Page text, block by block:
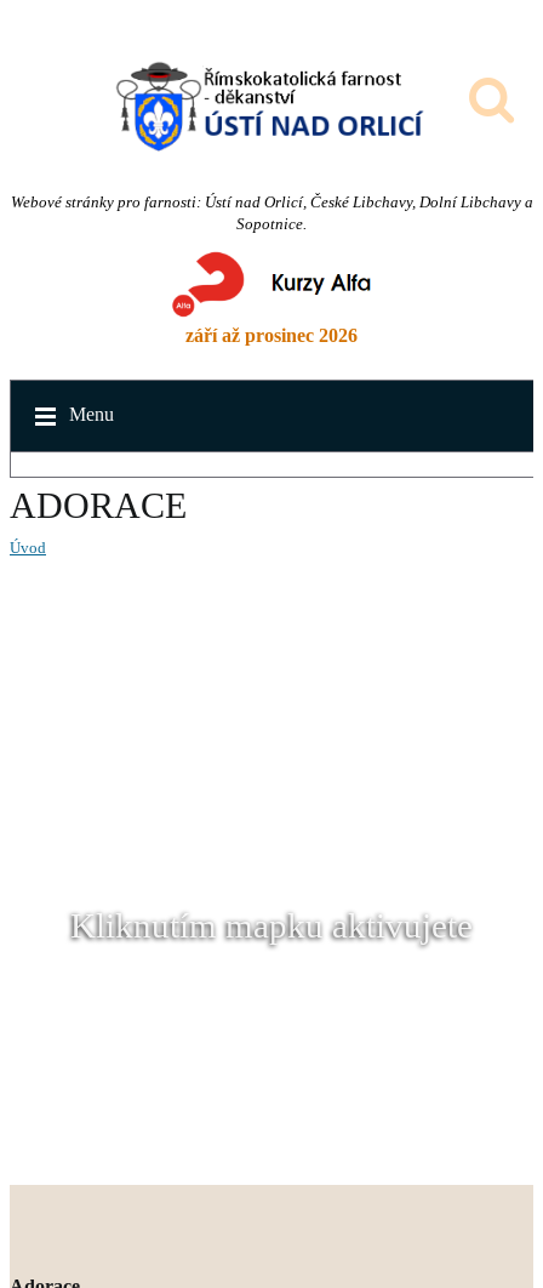
Webové stránky pro farnosti: Ústí nad Orlicí, České Libchavy, Dolní Libchavy a
Sopotnice.
září až prosinec 2026
Menu
ADORACE
Úvod
Kliknutím mapku aktivujete